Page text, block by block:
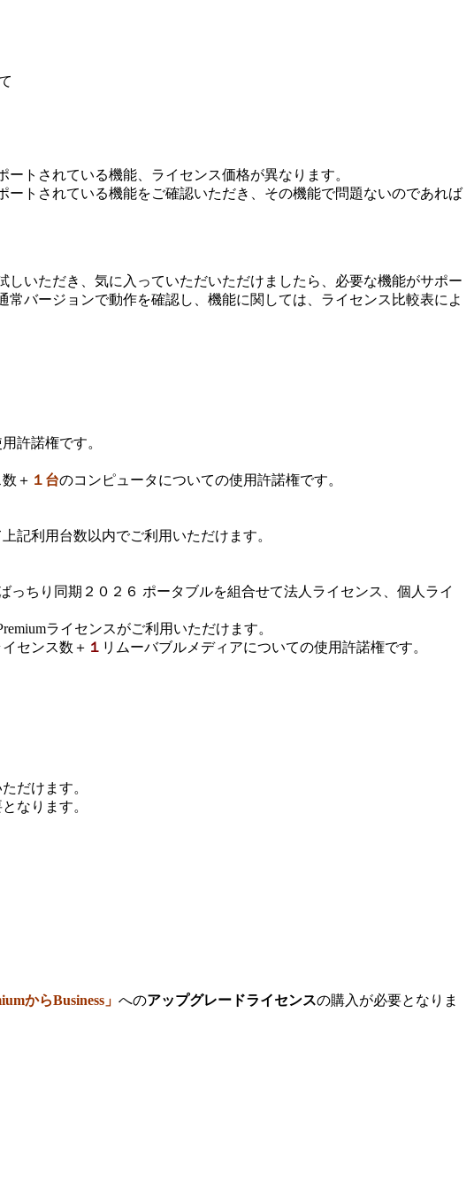
トされている機能、ライセンス価格が異なります。
ートされている機能をご確認いただき、その機能で問題ないのであれば
しいただき、気に入っていただいただけましたら、必要な機能がサポー
バージョンで動作を確認し、機能に関しては、ライセンス比較表によ
許諾権です。
＋ １台のコンピュータについての使用許諾権です。
記利用台数以内でご利用いただけます。
ちり同期２０２６ ポータブルを組合せて法人ライセンス、個人ライ
ライセンスがご利用いただけます。
センス数＋ １ リムーバブルメディアについての使用許諾権です。
だけます。
なります。
からBusiness」 へのアップグレードライセンスの購入が必要となりま